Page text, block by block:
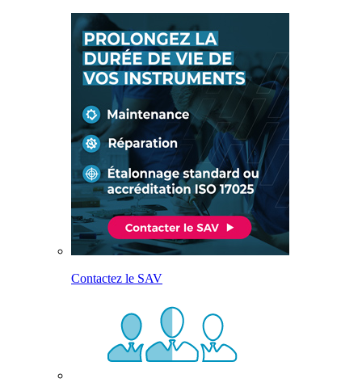
Contactez le SAV